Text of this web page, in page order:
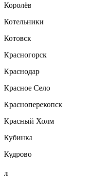
Королёв
Котельники
Котовск
Красногорск
Краснодар
Красное Село
Красноперекопск
Красный Холм
Кубинка
Кудрово
Л